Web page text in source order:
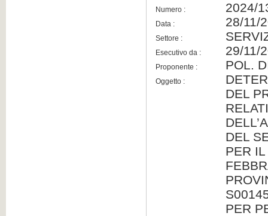
Numero : 2024/
Data : 28/11/
Settore :
Esecutivo da : 29/11/
Proponente : POL.
Oggetto :
DEL
DEL
PER
PER